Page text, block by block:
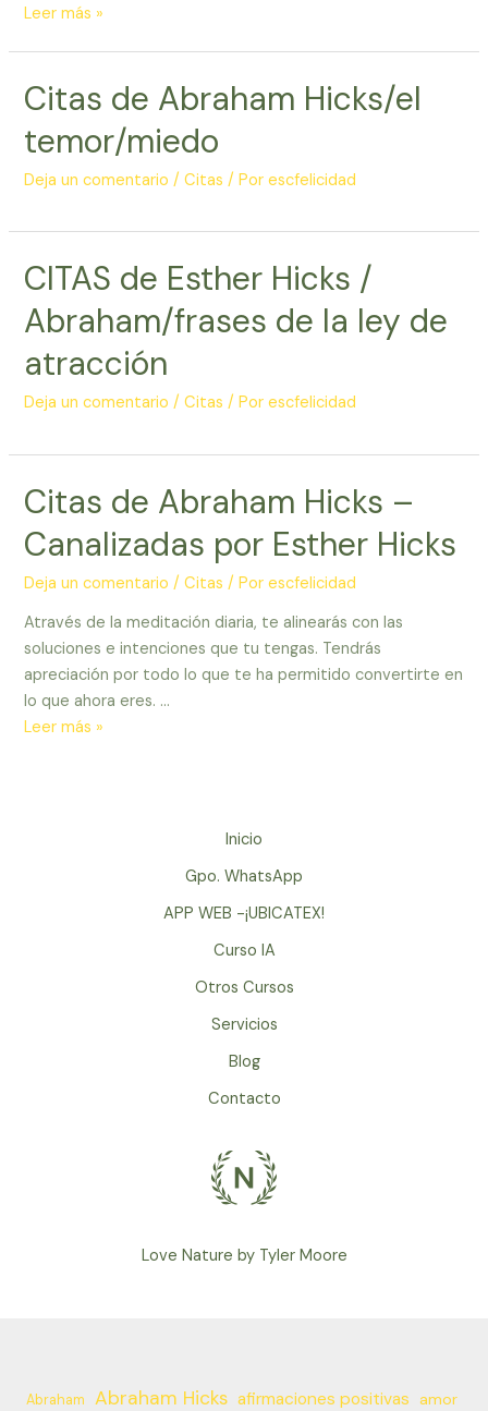
Frases
de
Hicks/
pensar
Leer más »
Citas de Abraham Hicks/el
temor/miedo
Deja un comentario /Citas / Porescfelicidad
CITAS de Esther Hicks /
Abraham/frases de la ley de
atracción
Deja un comentario /Citas / Porescfelicidad
Citas de Abraham Hicks –
Canalizadas por Esther Hicks
Deja un comentario /Citas / Porescfelicidad
Através de la meditación diaria, te alinearás con las
soluciones e intenciones que tu tengas. Tendrás
apreciación por todo lo que te ha permitido convertirte en
lo que ahora eres. …
Citas
Leer más »
Inicio
Gpo. WhatsApp
APP WEB -¡UBICATEX!
Curso IA
Otros Cursos
Servicios
Blog
Contacto
Love Nature by Tyler Moore
Abraham Abraham Hicks afirmaciones positivas
amor